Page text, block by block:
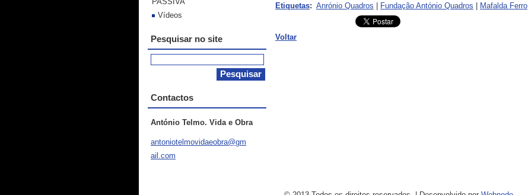
Etiquetas: Anrónio Quadros Fundação António Quadros Mafalda Ferro
Voltar
Vídeos
Pesquisar no site
Contactos
António Telmo. Vida e Obra
antoniotelmovidaeobra@gm
ail.com